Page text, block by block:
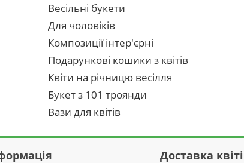
Весільні букети
Для чоловіків
Композиції інтер'єрні
Подарункові кошики з квітів
Квіти на річницю весілля
Букет з 101 троянди
Вази для квітів
Доставка